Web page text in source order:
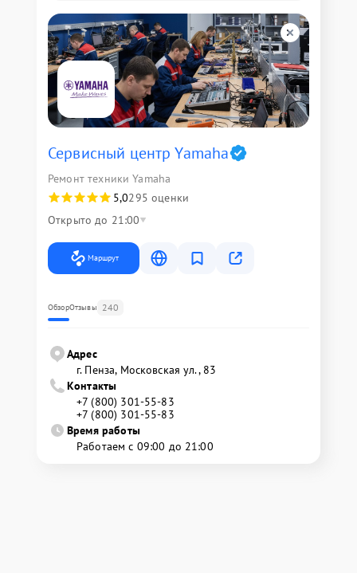
Сервисный центр Yamaha
Ремонт техники Yamaha
5,0295 оценки
Открыто до 21:00
Маршрут
ОбзорОтзывы 240
Адрес
г. Пенза, Московская ул., 83
Контакты
+7 (800) 301-55-83
+7 (800) 301-55-83
Время работы
Работаем с 09:00 до 21:00